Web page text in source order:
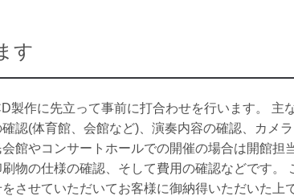
す
製作に先立って事前に打合わせを行います。 主
認(体育館、会館など)、演奏内容の確認、カメ
館やコンサートホールでの開催の場合は開館担
物の仕様の確認、そして費用の確認などです。
させていただいてお客様に御納得いただいた上